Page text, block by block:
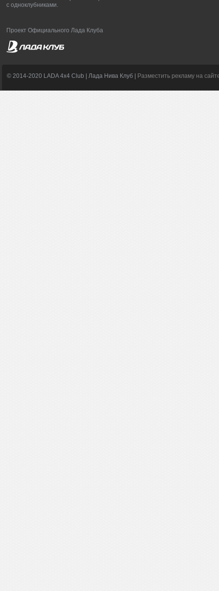
с одноклубниками.
Проект Официального Лада Клуба
© 2014-2020 LADA 4x4 Club | Лада Нива Клуб | Разместить рекламу на